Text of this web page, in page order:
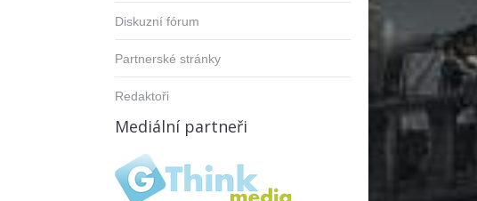
Diskuzní fórum
Partnerské stránky
Redaktoři
Mediální partneři